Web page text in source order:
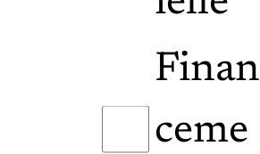
Finan
ceme